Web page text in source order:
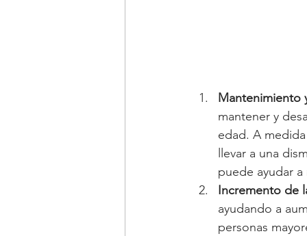
Mantenimiento
mantener y
edad. A
llevar a una
puede ayudar
Incremento de
ayudando a
personas